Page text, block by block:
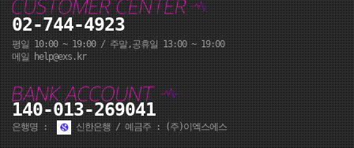
페이코 ID로 페이코
02-744-4923
평일 10:00 ~ 19:00 / 주말,공휴일 13:00 ~ 19:00
메일 help@exs.kr
140-013-269041
은행명 : 신한은행 / 예금주 : (주)이엑스에스